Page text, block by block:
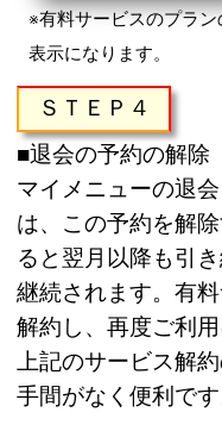
※有料サービスのプラ
表示になります。
ＳＴＥＰ４
■退会の予約の解除
マイメニューの退
は、この予約を解
ると翌月以降も引
継続されます。有
解約し、再度ご利
上記のサービス解
手間がなく便利です